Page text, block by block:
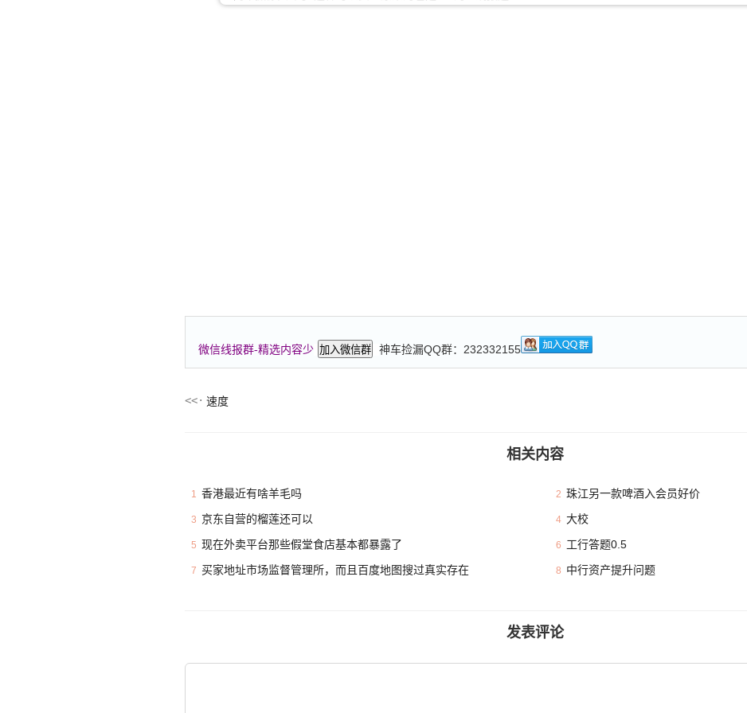
微信线报群-精选内容少 加入微信群 神车捡漏QQ群：232332155
速度
相关内容
1 香港最近有啥羊毛吗 2 珠江另一款啤酒入会员好价
3 京东自营的榴莲还可以 4 大校
5 现在外卖平台那些假堂食店基本都暴露了 6 工行答题0.5
7 买家地址市场监督管理所，而且百度地图搜过真实存在 8 中行资产提升问题
发表评论